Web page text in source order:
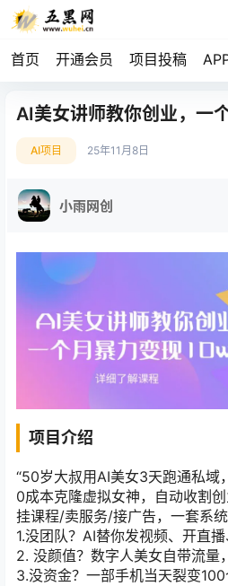
首页 开通会员 项目投稿
AI美女讲师教你创业，一
AI项目 25年11月8日
小雨网创
项目介绍
“50岁大叔用AI美女3天跑通私域
0成本克隆虚拟女神，自动收割
挂课程/卖服务/接广告，一套系
1.没团队？AI替你发视频、开直
2. 没颜值？数字人美女自带流量
3.没资金？一部手机当天裂变